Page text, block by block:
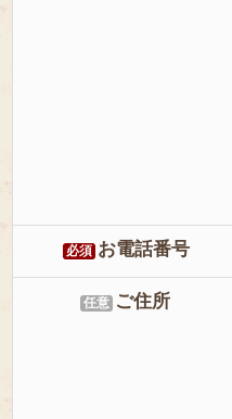
必須 お電話番号
任意 ご住所